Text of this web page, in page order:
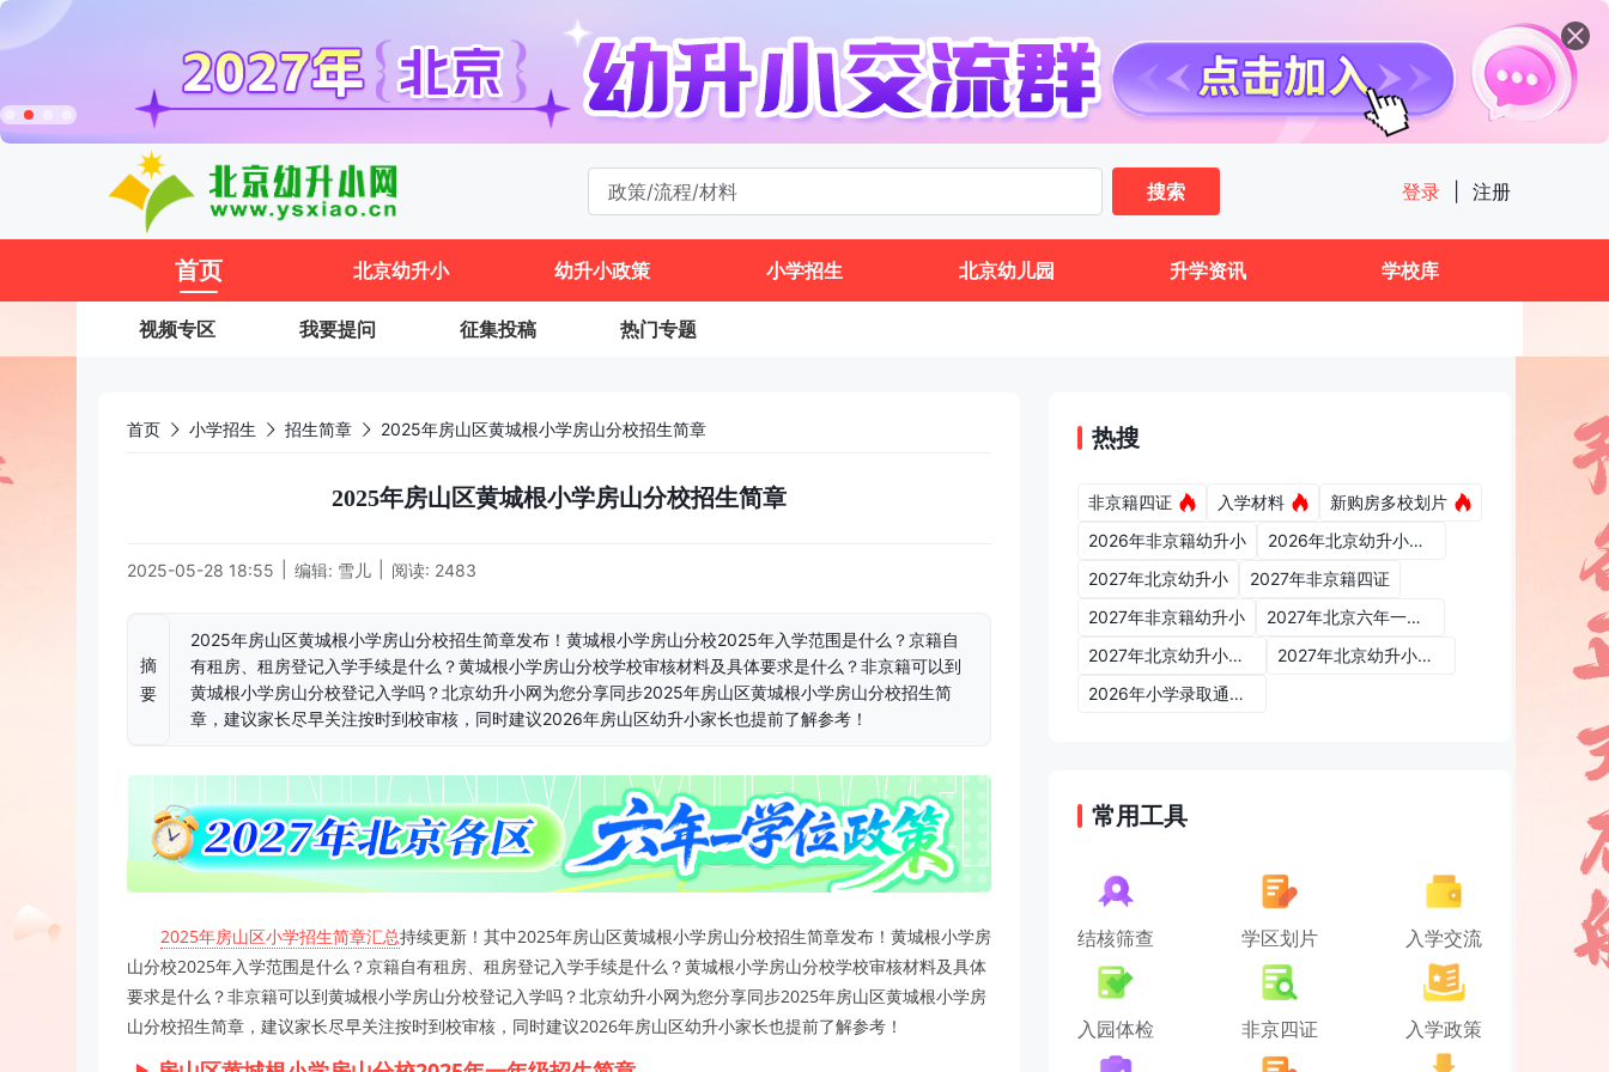
搜索
登录 注册
首页 北京幼升小 幼升小政策 小学招生 北京幼儿园 升学资讯 学校库
视频专区 我要提问 征集投稿 热门专题
首页 小学招生 招生简章 2025年房山区黄城根小学房山分校招生简章
2025年房山区黄城根小学房山分校招生简章
2025-05-28 18:55 编辑: 雪儿 阅读: 2483
摘
要
2025年房山区黄城根小学房山分校招生简章发布！黄城根小学房山分校2025年入学范围是什么？京籍自
有租房、租房登记入学手续是什么？黄城根小学房山分校学校审核材料及具体要求是什么？非京籍可以到
黄城根小学房山分校登记入学吗？北京幼升小网为您分享同步2025年房山区黄城根小学房山分校招生简
章，建议家长尽早关注按时到校审核，同时建议2026年房山区幼升小家长也提前了解参考！
2025年房山区小学招生简章汇总持续更新！其中2025年房山区黄城根小学房山分校招生简章发布！黄城根小学房
山分校2025年入学范围是什么？京籍自有租房、租房登记入学手续是什么？黄城根小学房山分校学校审核材料及具体
要求是什么？非京籍可以到黄城根小学房山分校登记入学吗？北京幼升小网为您分享同步2025年房山区黄城根小学房
山分校招生简章，建议家长尽早关注按时到校审核，同时建议2026年房山区幼升小家长也提前了解参考！
热搜
非京籍四证 入学材料
新购房多校划片
2026年非京籍幼升小
2026年北京幼升小入学政策
2027年北京幼升小
2027年非京籍四证
2027年非京籍幼升小
2027年北京六年一学位政策
2027年北京幼升小六年一学位政策
2027年北京幼升小入学政策
2026年小学录取通知书
常用工具
结核筛查 学区划片 入学交流
入园体检 非京四证 入学政策